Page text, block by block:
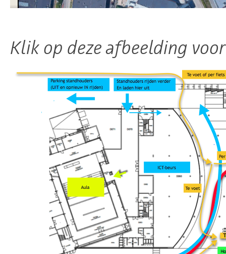
Klik op deze afbeelding